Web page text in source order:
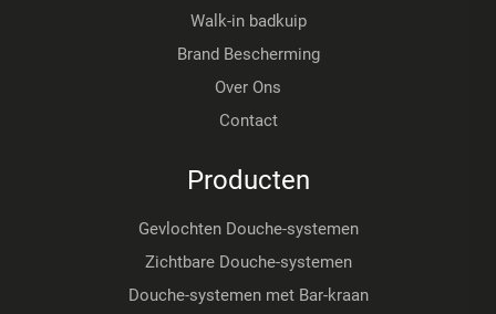
Walk-in badkuip
Brand Bescherming
Over Ons
Contact
Producten
Gevlochten Douche-systemen
Zichtbare Douche-systemen
Douche-systemen met Bar-kraan